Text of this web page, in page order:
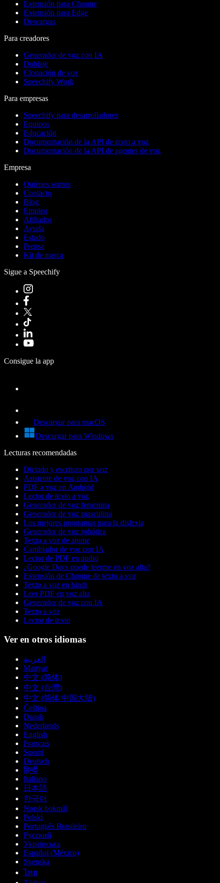
Extensión para Chrome
Extensión para Edge
Descargas
Para creadores
Generador de voz con IA
Doblaje
Clonación de voz
Speechify Work
Para empresas
Speechify para desarrolladores
Equipos
Educación
Documentación de la API de texto a voz
Documentación de la API de agentes de voz
Empresa
Quiénes somos
Contacto
Blog
Empleo
Afiliados
Ayuda
Estado
Prensa
Kit de marca
Sigue a Speechify
Consigue la app
Descargar para macOS
Descargar para Windows
Lecturas recomendadas
Dictado y escritura por voz
Asistente de voz con IA
PDF a voz en Android
Lector de texto a voz
Generador de voz femenina
Generador de voz masculina
Los mejores programas para la dislexia
Generador de voz robótica
Texto a voz de anime
Cambiador de voz con IA
Lector de PDF en audio
¿Google Docs puede leerme en voz alta?
Extensión de Chrome de texto a voz
Texto a voz en hindi
Leer PDF en voz alta
Generador de voz con IA
Texto a voz
Lector de texto
Ver en otros idiomas
العربية
Magyar
中文 (简体)
中文 (台灣)
中文 (简体 中国大陆)
Čeština
Dansk
Nederlands
English
Français
Suomi
Deutsch
हिन्दी
Italiano
日本語
한국어
Norsk bokmål
Polski
Português Brasileiro
Русский
Українська
Español (México)
Svenska
ไทย